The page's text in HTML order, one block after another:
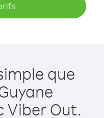
que
Viber Out.